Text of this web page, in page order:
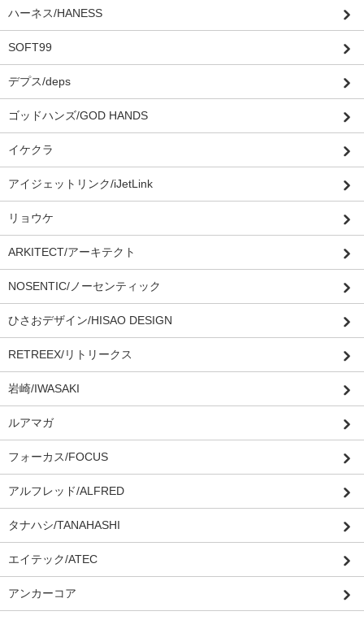
ハーネス/HANESS
SOFT99
デプス/deps
ゴッドハンズ/GOD HANDS
イケクラ
アイジェットリンク/iJetLink
リョウケ
ARKITECT/アーキテクト
NOSENTIC/ノーセンティック
ひさおデザイン/HISAO DESIGN
RETREEX/リトリークス
岩崎/IWASAKI
ルアマガ
フォーカス/FOCUS
アルフレッド/ALFRED
タナハシ/TANAHASHI
エイテック/ATEC
アンカーコア